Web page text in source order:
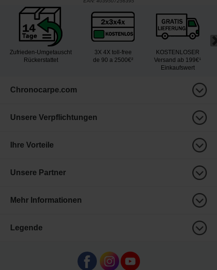
Zufrieden-Umgetauscht
Rückerstattet
3X 4X toll-free
de 90 a 2500€²
KOSTENLOSER
Versand ab 199€¹
Einkaufswert
Chronocarpe.com
Unsere Verpflichtungen
Ihre Vorteile
Unsere Partner
Mehr Informationen
Legende